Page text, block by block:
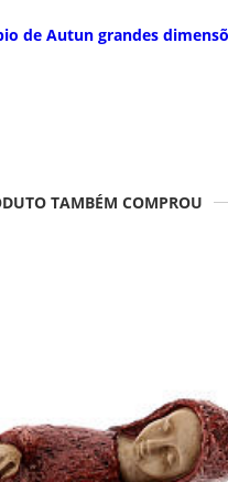
de Autun grandes
TAMBÉM COMPROU